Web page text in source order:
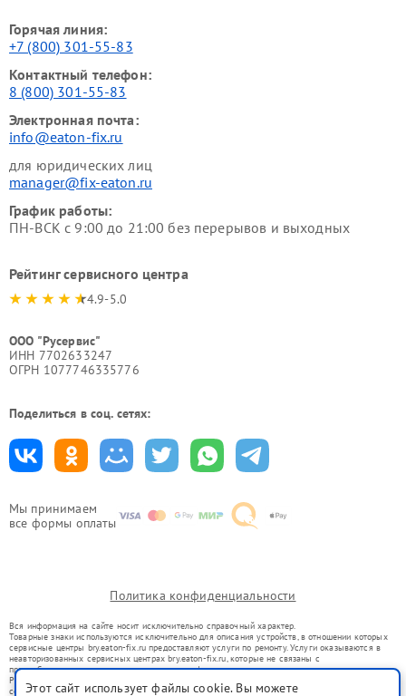
Мы принимаем
все формы оплаты
Горячая линия:
+7 (800) 301-55-83
Контактный телефон:
8 (800) 301-55-83
Электронная почта:
info@eaton-fix.ru
для юридических лиц
manager@fix-eaton.ru
График работы:
ПН-ВСК с 9:00 до 21:00 без перерывов и выходных
Рейтинг сервисного центра
4.9-5.0
ООО "Русервис"
ИНН 7702633247
ОГРН 1077746335776
Поделиться в соц. сетях:
Политика конфиденциальности
Вся информация на сайте носит исключительно справочный характер.
Товарные знаки используются исключительно для описания устройств, в отношении которых
сервисные центры bry.eaton-fix.ru предоставляют услуги по ремонту. Услуги оказываются в
неавторизованных сервисных центрах bry.eaton-fix.ru, которые не связаны с
правообладателями товарных знаков или их официальными представителями.
Ремонт осуществляется для устройств, уже введенных в гражданский оборот в соответствии
со статьей 1487 ГК РФ.
Этот сайт использует файлы cookie. Вы можете